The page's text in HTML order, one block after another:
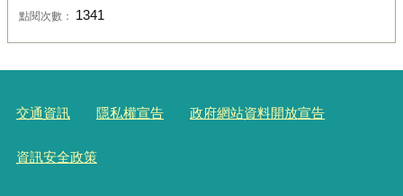
點閱次數： 1341
交通資訊 隱私權宣告 政府網站資料開放宣告
資訊安全政策